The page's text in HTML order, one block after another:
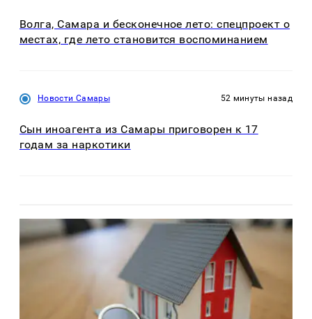
Волга, Самара и бесконечное лето: спецпроект о
местах, где лето становится воспоминанием
Новости Самары 52 минуты назад
Сын иноагента из Самары приговорен к 17
годам за наркотики